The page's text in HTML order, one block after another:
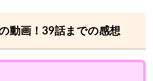
動画！39話までの感想